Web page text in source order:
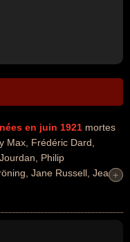
en juin 1921 mortes
Max, Frédéric Dard,
Philip
Jane Russell, Jean
de la littérature, de la
de l'homicide
+
+